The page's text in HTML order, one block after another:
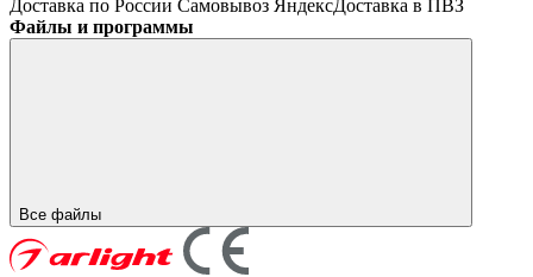
Доставка по России Самовывоз ЯндексДоставка в ПВЗ
Файлы и программы
Все файлы